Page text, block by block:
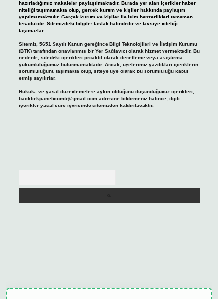
hazırladığımız makaleler paylaşılmaktadır. Burada yer alan içerikler haber
niteliği taşımamakta olup, gerçek kurum ve kişiler hakkında paylaşım
yapılmamaktadır. Gerçek kurum ve kişiler ile isim benzerlikleri tamamen
tesadüfidir. Sitemizdeki bilgiler taslak halindedir ve tavsiye niteliği
taşımazlar.
Sitemiz, 5651 Sayılı Kanun gereğince Bilgi Teknolojileri ve İletişim Kurumu
(BTK) tarafından onaylanmış bir Yer Sağlayıcı olarak hizmet vermektedir. Bu
nedenle, sitedeki içerikleri proaktif olarak denetleme veya araştırma
yükümlülüğümüz bulunmamaktadır. Ancak, üyelerimiz yazdıkları içeriklerin
sorumluluğunu taşımakta olup, siteye üye olarak bu sorumluluğu kabul
etmiş sayılırlar.
Hukuka ve yasal düzenlemelere aykırı olduğunu düşündüğünüz içerikleri,
backlinkpanelicomtr@gmail.comadresine bildirmeniz halinde, ilgili
içerikler yasal süre içerisinde sitemizden kaldırılacaktır.